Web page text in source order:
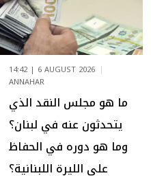
14:42 | 6 AUGUST 2026
ANNAHAR
ما هو مجلس النقد الذي
يتحدثون عنه في لبنان؟
وما هو دوره في الحفاظ
على الليرة اللبنانية؟